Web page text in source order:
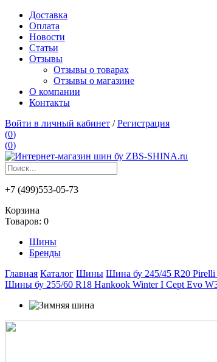
Доставка
Оплата
Новости
Статьи
Отзывы
Отзывы о товарах
Отзывы о магазине
О компании
Контакты
Войти в личный кабинет /Регистрация
(0)
(0)
+7 (499)553-05-73
Корзина
Товаров: 0
Шины
Бренды
Главная Каталог Шины Шина бу 245/45 R20 Pirelli
Шины бу 255/60 R18 Hankook Winter I Cept Evo